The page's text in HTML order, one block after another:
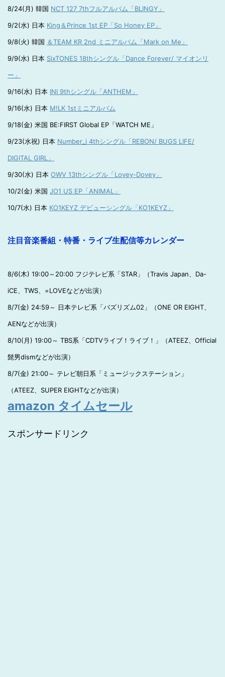
8/24(月) 韓国 NCT 127 7thフルアルバム「BLINGY」
9/2(水) 日本 King＆Prince 1st EP「So Honey EP」
9/8(火) 韓国 ＆TEAM KR 2nd ミニアルバム「Mark on Me」
9/9(水) 日本 SixTONES 18thシングル「Dance Forever/ マイオンリ
ー」
9/16(水) 日本 INI 9thシングル「ANTHEM」
9/16(水) 日本 M!LK 1stミニアルバム
9/18(金) 米国 BE:FIRST Global EP「WATCH ME」
9/23(水祝) 日本 Number_i 4thシングル「REBON/ BUGS LIFE/
DIGITAL GIRL」
9/30(水) 日本 OWV 13thシングル「Lovey-Dovey」
10/2(金) 米国 JO1 US EP「ANIMAL」
10/7(水) 日本 KO1KEYZ デビューシングル「KO1KEYZ」
注目音楽番組・特番・ライブ生配信等カレンダー
8/6(木) 19:00～20:00 フジテレビ系「STAR」（Travis Japan、Da-
iCE、TWS、=LOVEなどが出演）
8/7(金) 24:59～ 日本テレビ系「バズリズム02」（ONE OR EIGHT、
AENなどが出演）
8/10(月) 19:00～ TBS系「CDTVライブ！ライブ！」（ATEEZ、Official
髭男dismなどが出演）
8/7(金) 21:00～ テレビ朝日系「ミュージックステーション」
（ATEEZ、SUPER EIGHTなどが出演）
amazon タイムセール
スポンサードリンク